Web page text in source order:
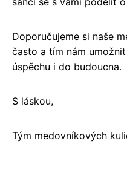
Doporučujeme si naše
často a tím nám
úspěchu i do budoucna.
S láskou,
Tým medovníkových